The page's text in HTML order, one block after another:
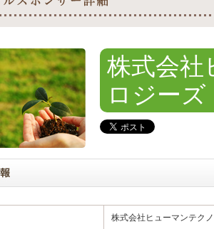
株式会社
ロジーズ
株式会社ヒューマンテク